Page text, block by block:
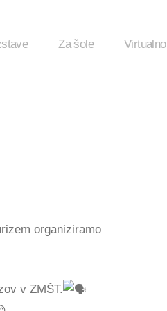
Za šole Virtualno
organiziramo
v ZMŠT.